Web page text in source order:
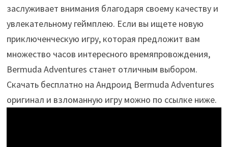
заслуживает внимания благодаря своему качеству и
увлекательному геймплею. Если вы ищете новую
приключенческую игру, которая предложит вам
множество часов интересного времяпровождения,
Bermuda Adventures станет отличным выбором.
Скачать бесплатно на Андроид Bermuda Adventures
оригинал и взломанную игру можно по ссылке ниже.